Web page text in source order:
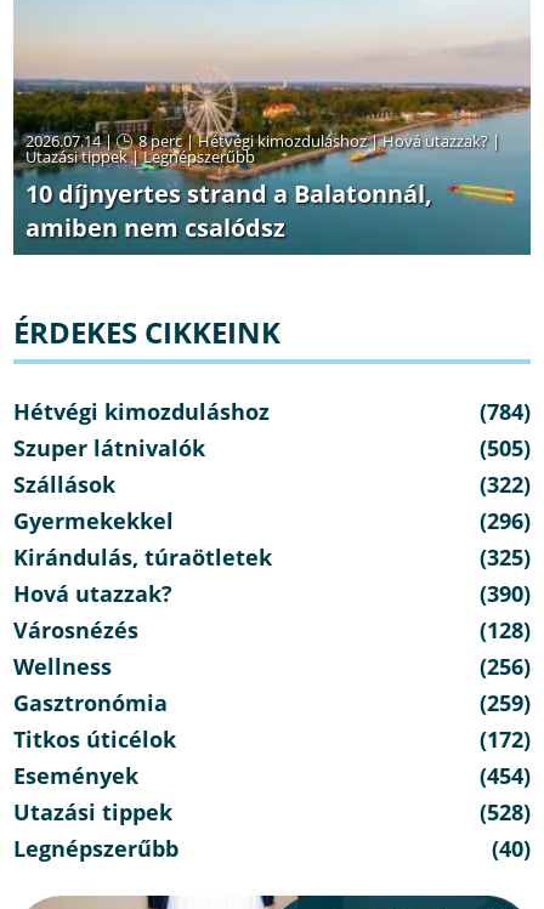
2026.07.14 | 8 perc|Hétvégi kimozduláshoz|Hová utazzak? |
Utazási tippek|Legnépszerűbb
10 díjnyertes strand a Balatonnál,
amiben nem csalódsz
ÉRDEKES CIKKEINK
Hétvégi kimozduláshoz
(784)
Szuper látnivalók
(505)
Szállások
(322)
Gyermekekkel
(296)
Kirándulás, túraötletek
(325)
Hová utazzak?
(390)
Városnézés
(128)
Wellness
(256)
Gasztronómia
(259)
Titkos úticélok
(172)
Események
(454)
Utazási tippek
(528)
Legnépszerűbb
(40)